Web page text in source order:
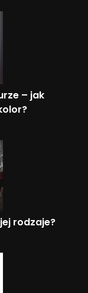
– jak
rodzaje?